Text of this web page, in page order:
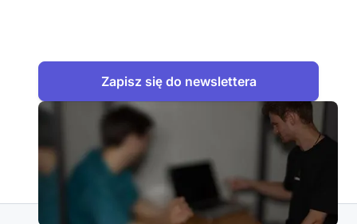
Zapisz się do newslettera